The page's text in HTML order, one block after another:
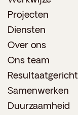
Projecten
Diensten
Over ons
Ons team
Resultaatgericht
Samenwerken
Duurzaamheid